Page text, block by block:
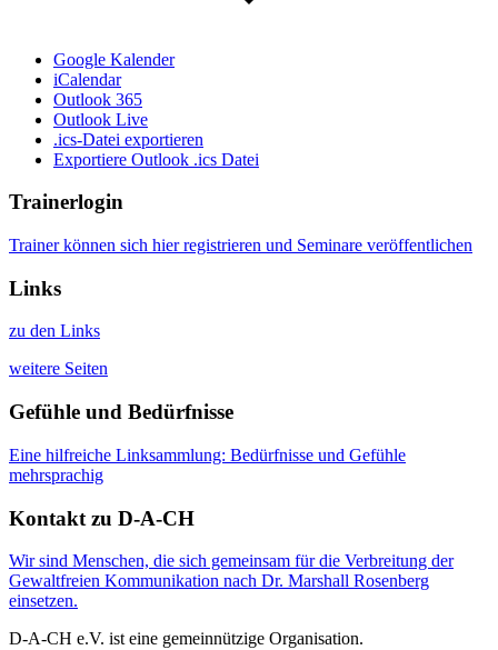
Google Kalender
iCalendar
Outlook 365
Outlook Live
.ics-Datei exportieren
Exportiere Outlook .ics Datei
Trainerlogin
Trainer können sich hier registrieren und Seminare veröffentlichen
Links
zu den Links
weitere Seiten
Gefühle und Bedürfnisse
Eine hilfreiche Linksammlung: Bedürfnisse und Gefühle
mehrsprachig
Kontakt zu D-A-CH
Wir sind Menschen, die sich gemeinsam für die Verbreitung der
Gewaltfreien Kommunikation nach Dr. Marshall Rosenberg
einsetzen.
D-A-CH e.V. ist eine gemeinnützige Organisation.